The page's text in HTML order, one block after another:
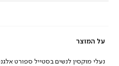
על המוצר
נעלי מוקסין לנשים בסטייל ספורט